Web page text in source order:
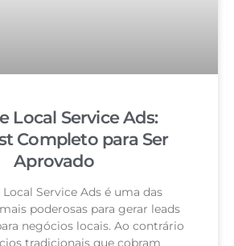
Local Service Ads:
Completo para Ser
Aprovado
Service Ads é uma das
poderosas para gerar leads
negócios locais. Ao contrário